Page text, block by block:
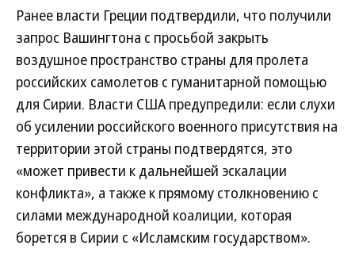
Ранее власти Греции подтвердили, что получили
запрос Вашингтона с просьбой закрыть
воздушное пространство страны для пролета
российских самолетов с гуманитарной помощью
для Сирии. Власти США предупредили: если слухи
об усилении российского военного присутствия на
территории этой страны подтвердятся, это
«может привести к дальнейшей эскалации
конфликта», а также к прямому столкновению с
силами международной коалиции, которая
борется в Сирии с «Исламским государством».